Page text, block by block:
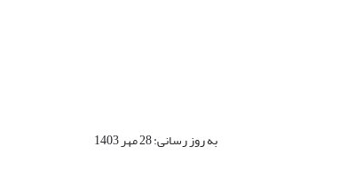
به روز رسانی: 28 مهر 1403